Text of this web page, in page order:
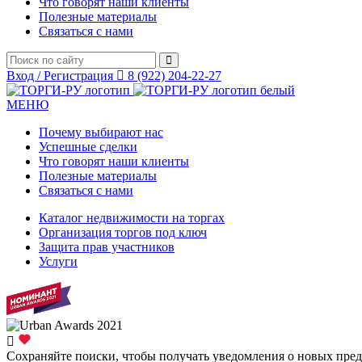
Полезные материалы
Связаться с нами
Вход / Регистрация 8 (922) 204-22-27
МЕНЮ
Почему выбирают нас
Успешные сделки
Что говорят наши клиенты
Полезные материалы
Связаться с нами
Каталог недвижимости на торгах
Организация торгов под ключ
Защита прав участников
Услуги
Сохраняйте поиски, чтобы получать уведомления о новых